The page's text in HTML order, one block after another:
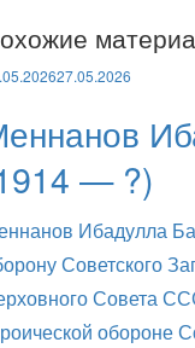
27.05.2026
— ?)
Ибадулла
Советского
Совета
обороне